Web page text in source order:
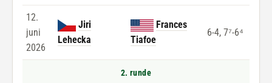
12.
juni
2026
Jiri
Lehecka
Frances
Tiafoe
6-4, 7⁷-6⁴
2. runde